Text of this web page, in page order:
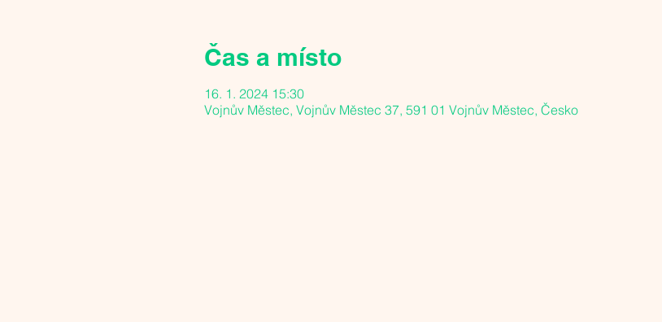
Čas a místo
16. 1. 2024 15:30
Vojnův Městec, Vojnův Městec 37, 591 01 Vojnův Městec, Česko